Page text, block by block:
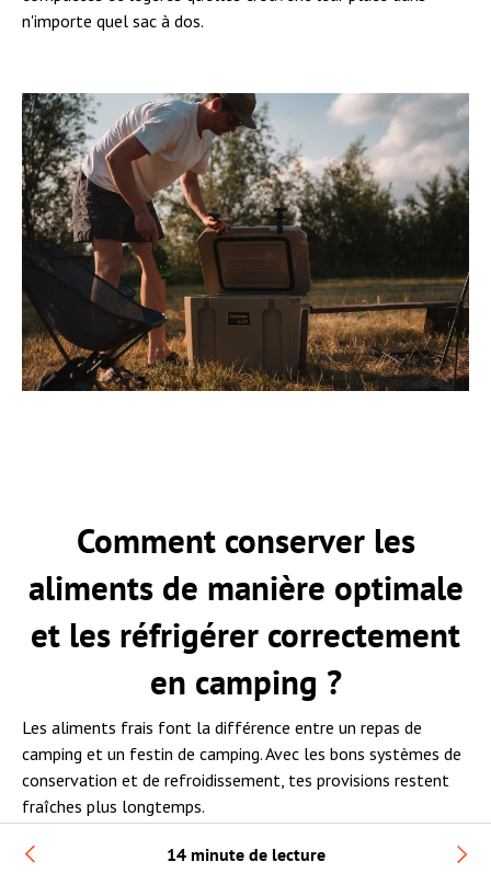
n'importe quel sac à dos.
Comment conserver les
aliments de manière optimale
et les réfrigérer correctement
en camping ?
Les aliments frais font la différence entre un repas de
camping et un festin de camping. Avec les bons systèmes de
conservation et de refroidissement, tes provisions restent
fraîches plus longtemps.
Comparaison des systèmes de
14 minute de lecture